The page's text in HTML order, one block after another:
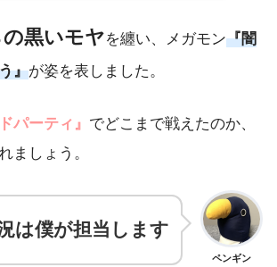
黒いモヤを纏い、メガモン『闇
』が姿を表しました。
パーティ』 でどこまで戦えたのか、
ましょう。
ペンギン
は僕が担当します